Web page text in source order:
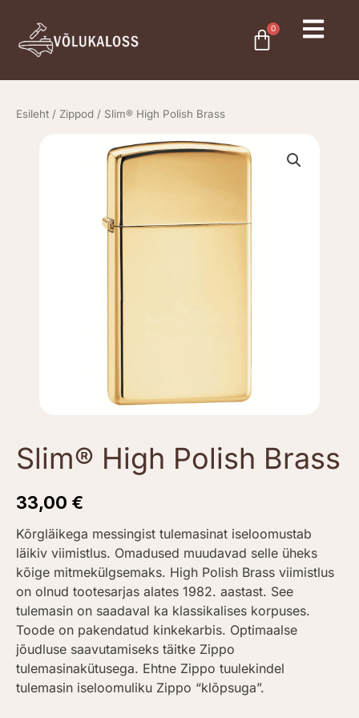
content
0
Cart
Esileht / Zippod / Slim® High Polish Brass
Slim® High Polish Brass
33,00 €
Kõrgläikega messingist tulemasinat iseloomustab
läikiv viimistlus. Omadused muudavad selle üheks
kõige mitmekülgsemaks. High Polish Brass viimistlus
on olnud tootesarjas alates 1982. aastast. See
tulemasin on saadaval ka klassikalises korpuses.
Toode on pakendatud kinkekarbis. Optimaalse
jõudluse saavutamiseks täitke Zippo
tulemasinakütusega. Ehtne Zippo tuulekindel
tulemasin iseloomuliku Zippo “klõpsuga”.